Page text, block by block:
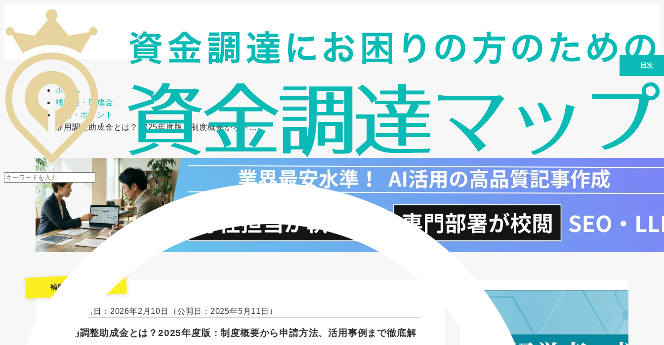
メニューを開閉
ホーム
補助金・助成金
要点・ポイント
雇用調整助成金とは？2025年度版：制度概要から申…
補助金・助成金
最終更新日：2026年2月10日 （公開日：2025年5月11日）
雇用調整助成金とは？2025年度版：制度概要から申請方法、活用事例まで徹底解
目次
補助対象経費の詳細：何が助成されるの
か？
助成金の計算方法：ケース別のシミュレ
令和6年度の制度改正：教育訓練の重要
性
申請スケジュールと手続きの流れ：2025
年に向けて
スキルアップを支援する教育訓練
注意点と不正受給：知っておくべきリス
ク
雇用調整助成金と働き方改革推進支援助
成金：併用は可能か？
を守る